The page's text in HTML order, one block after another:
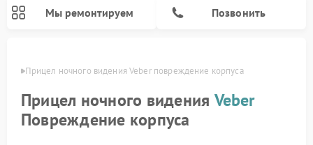
Мы ремонтируем Позвонить
Прицел ночного видения Veber повреждение корпуса
Прицел ночного видения Veber
Повреждение корпуса